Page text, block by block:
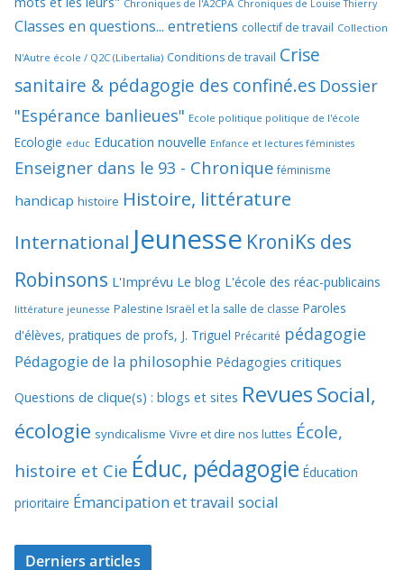
Chroniques de l'A2CPA Chroniques de Louise Thierry
Classes en questions... entretiens collectif de travail Collection
N'Autre école / Q2C (Libertalia) Conditions de travail Crise
sanitaire & pédagogie des confiné.es Dossier
"Espérance banlieues" Ecole politique politique de l'école
Ecologie educ Education nouvelle Enfance et lectures féministes
Enseigner dans le 93 - Chronique féminisme
handicap histoire Histoire, littérature
International Jeunesse KroniKs des
Robinsons L'Imprévu Le blog L'école des réac-publicains
littérature jeunesse Palestine Israël et la salle de classe Paroles
d'élèves, pratiques de profs, J. Triguel Précarité pédagogie
Pédagogie de la philosophie Pédagogies critiques
Questions de clique(s) : blogs et sites RevuesSocial,
écologie syndicalisme Vivre et dire nos luttes École,
histoire et Cie Éduc, pédagogie Éducation
prioritaire Émancipation et travail social
Derniers articles